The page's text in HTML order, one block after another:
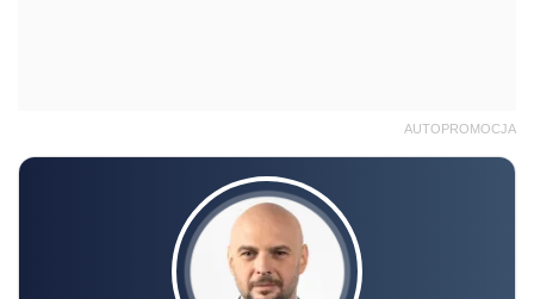
AUTOPROMOCJA